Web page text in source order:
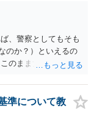
、警察としてもそも
のか？）といえるの
のまま女性から警察
準について教